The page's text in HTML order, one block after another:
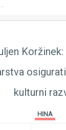
uređen štand
knjiga,
kulturni
HINA